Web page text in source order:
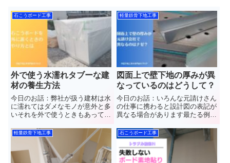
石こうボード工事
外で使う水濡れタブーな建
材の養生方法
今日のお話：弊社が扱う建材は水
に濡れてはダメなモノが意外と多
いそれを外で使うときもあってど
きます 群馬県館林市
で”軽量鉄骨下地工事(LGS)”と”石
こうボード”や”ケイカル板”など
【天井や壁】の内装工事...
軽量鉄骨下地工事
図面上で壁下地の厚みが異
なっているのはどうして？
今日のお話：いろんな元請けさん
の仕事に携わると設計図の表記が
異なる場合があります最たる例が
んけど誤差があるわけを解説して
いきます 群馬県館林市
で”軽量鉄骨下地工事(LGS)”と”石
こうボード”や”ケイカ...
軽量鉄骨下地工事 石こうボード工事